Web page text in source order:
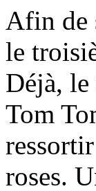
Afin de
le
Déjà,
Tom
roses.